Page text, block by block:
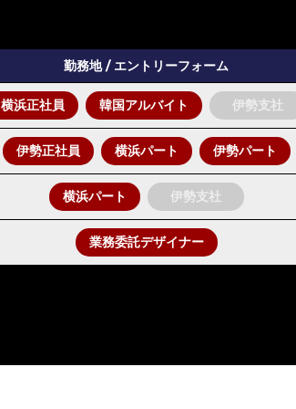
勤務地 / エントリーフォーム
横浜正社員 韓国アルバイト 伊勢支社
伊勢正社員 横浜パート 伊勢パート
横浜パート 伊勢支社
業務委託デザイナー